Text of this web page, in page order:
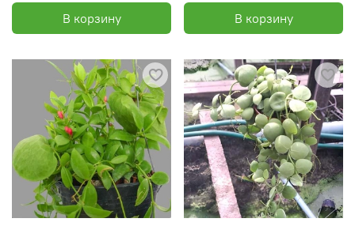
В корзину В корзину